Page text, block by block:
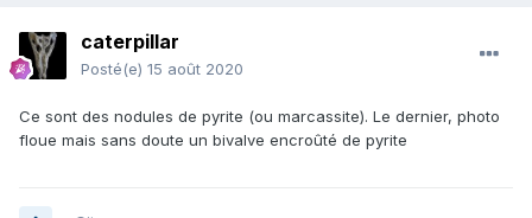
caterpillar
Posté(e) 15 août 2020
Ce sont des nodules de pyrite (ou marcassite). Le dernier, photo
floue mais sans doute un bivalve encroûté de pyrite